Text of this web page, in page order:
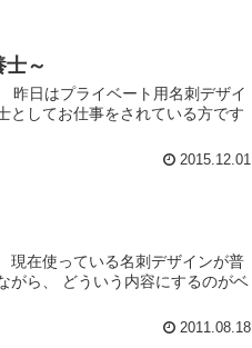
～
昨日はプライベート用名刺デザイ
としてお仕事をされている方です
2015.12.01
現在使っている名刺デザインが普
がら、 どういう内容にするのがベ
2011.08.18